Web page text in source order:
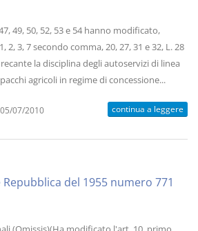
49, 50, 52, 53 e 54 hanno modificato,
3, 7 secondo comma, 20, 27, 31 e 32, L. 28
la disciplina degli autoservizi di linea
agricoli in regime di concessione...
05/07/2010 continua a leggere
del 1955 numero 771